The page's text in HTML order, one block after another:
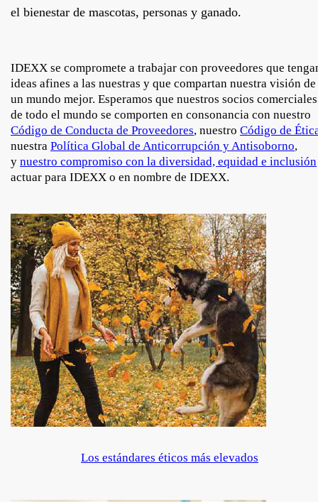
el bienestar de mascotas, personas y ganado.
IDEXX se compromete a trabajar con proveedores que
ideas afines a las nuestras y que compartan nuestra visión de
un mundo mejor. Esperamos que nuestros socios comerciales
de todo el mundo se comporten en consonancia con nuestro
Código de Conducta de Proveedores, nuestro Código de
nuestra Política Global de Anticorrupción y Antisoborno,
y nuestro compromiso con la diversidad, equidad e inclusión
actuar para IDEXX o en nombre de IDEXX.
Los estándares éticos más elevados